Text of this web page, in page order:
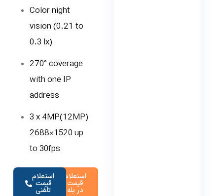
Color night
vision (0.21 to
0.3 lx)
270° coverage
with one IP
address
3 x 4MP(12MP)
2688×1520 up
to 30fps
استعلام
قیمت
در بله
استعلام
قیمت
تلفنی